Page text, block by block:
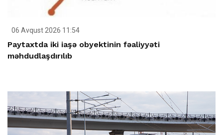
06 Avqust 2026 11:54
Paytaxtda iki iaşə obyektinin fəaliyyəti
məhdudlaşdırılıb